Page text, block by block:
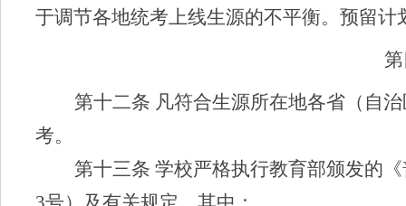
于调节各地统考上线生源的不平衡。预留计
第十二条 凡符合生源所在地各省（自
考。
第十三条学校严格执行教育部颁发的